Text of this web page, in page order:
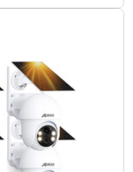
Paquete
de
Max